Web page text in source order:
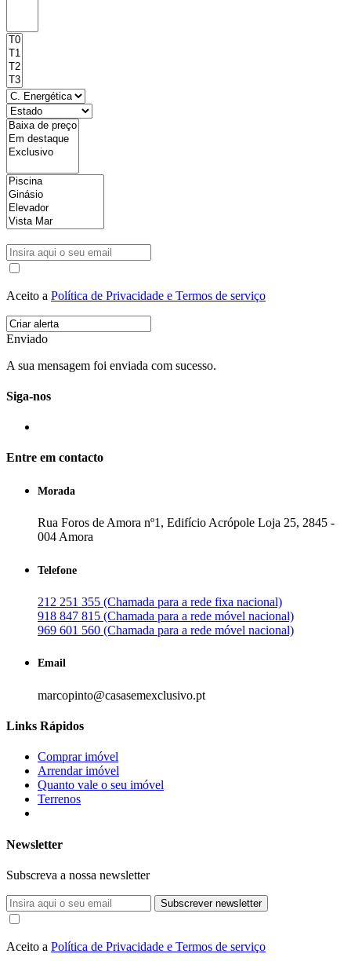
Aceito a Política de Privacidade e Termos de serviço
Enviado
A sua mensagem foi enviada com sucesso.
Siga-nos
Entre em contacto
Morada
Rua Foros de Amora nº1, Edifício Acrópole Loja 25, 2845 -
004 Amora
Telefone
212 251 355 (Chamada para a rede fixa nacional)
918 847 815 (Chamada para a rede móvel nacional)
969 601 560 (Chamada para a rede móvel nacional)
Email
marcopinto@casasemexclusivo.pt
Links Rápidos
Comprar imóvel
Arrendar imóvel
Quanto vale o seu imóvel
Terrenos
Newsletter
Subscreva a nossa newsletter
Subscrever newsletter
Aceito a Política de Privacidade e Termos de serviço